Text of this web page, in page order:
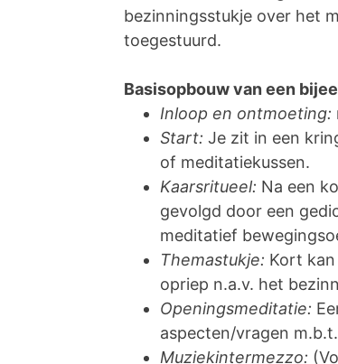
bezinningsstukje over het
toegestuurd.
Basisopbouw van een
Inloop en ontmoeting:
Start: Je zit in een
of meditatiekussen.
Kaarsritueel: Na een
gevolgd door een
meditatief
Themastukje: Kort
opriep n.a.v. het
Openingsmeditatie:
aspecten/vragen
Muziekintermezzo: